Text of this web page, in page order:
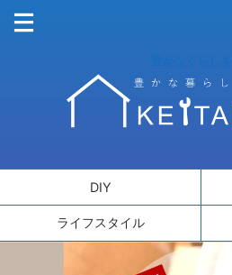
豊かなくらし
DIY
ライフスタイル